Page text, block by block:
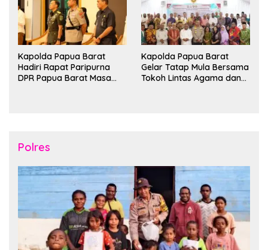
Kapolda Papua Barat
Hadiri Rapat Paripurna
DPR Papua Barat Masa
Kapolda Papua Barat
Gelar Tatap Mula Bersama
Tokoh Lintas Agama dan
Polres